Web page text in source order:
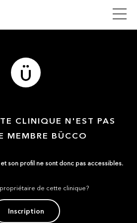
CLINIQUE N'EST PAS
MEMBRE BÜCCO
son profil ne sont donc pas accessibles.
de cette clinique?
Inscription